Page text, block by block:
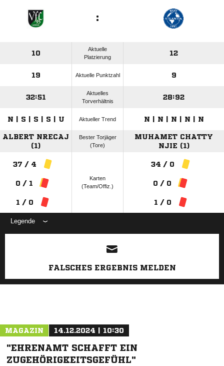
:
10
Aktuelle
Platzierung
12
19 Aktuelle Punktzahl 9
32:51
Aktuelles
Torverhältnis
28:92
N | S | S | S | U Aktueller Trend N | N | N | N | N
ALBERT NRECAJ
(1)
Bester Torjäger
(Tore)
MUHAMET CHATTY
NJIE (1)
37 / 4
0 / 1
1 / 0
Karten
(Team/Offiz.)
34 / 0
0 / 0
1 / 0
Legende
ANZEIGE
FALSCHES ERGEBNIS MELDEN
MAGAZIN 14.12.2024 | 10:30
"EHRENAMT SCHAFFT EIN
ZUGEHÖRIGKEITSGEFÜHL"